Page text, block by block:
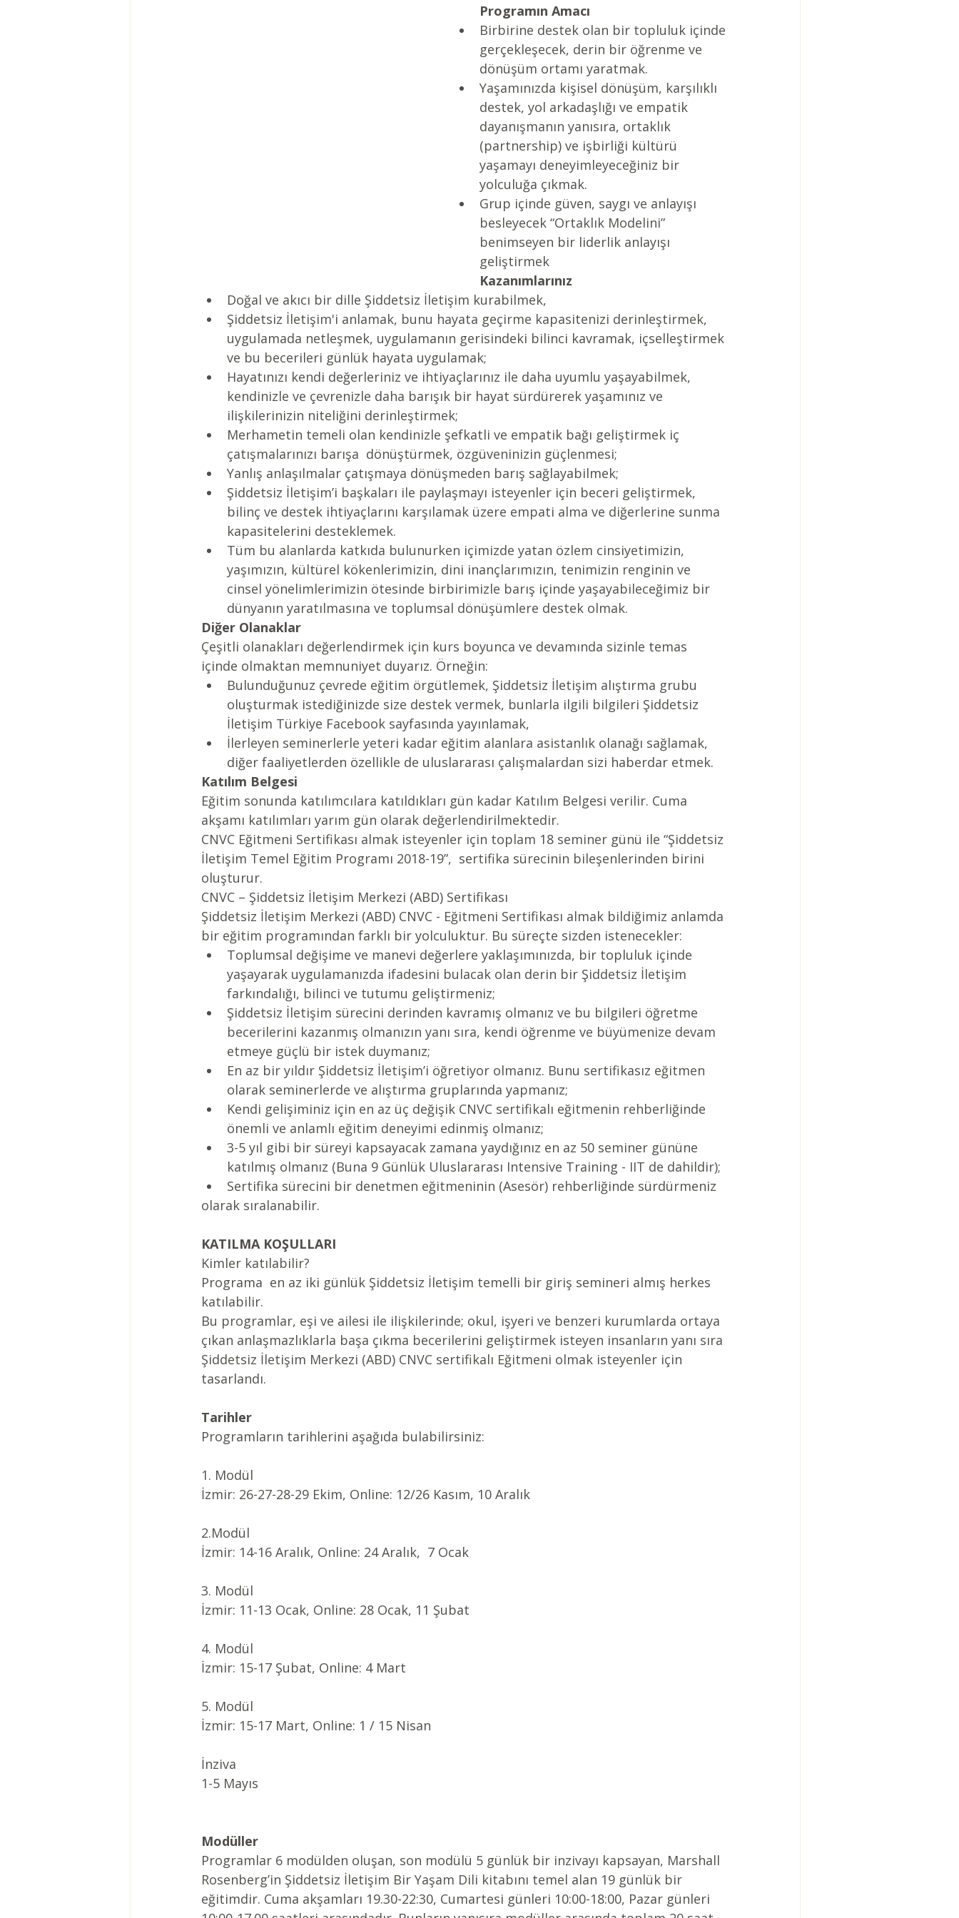
Programın Amacı
Birbirine destek olan bir topluluk içinde
gerçekleşecek, derin bir öğrenme ve
dönüşüm ortamı yaratmak.
Yaşamınızda kişisel dönüşüm, karşılıklı
destek, yol arkadaşlığı ve empatik
dayanışmanın yanısıra, ortaklık
(partnership) ve işbirliği kültürü
yaşamayı deneyimleyeceğiniz bir
yolculuğa çıkmak.
Grup içinde güven, saygı ve anlayışı
besleyecek “Ortaklık Modelini”
benimseyen bir liderlik anlayışı
geliştirmek
Kazanımlarınız
Doğal ve akıcı bir dille Şiddetsiz İletişim kurabilmek,
Şiddetsiz İletişim'i anlamak, bunu hayata geçirme kapasitenizi derinleştirmek,
uygulamada netleşmek, uygulamanın gerisindeki bilinci kavramak, içselleştirmek
ve bu becerileri günlük hayata uygulamak;
Hayatınızı kendi değerleriniz ve ihtiyaçlarınız ile daha uyumlu yaşayabilmek,
kendinizle ve çevrenizle daha barışık bir hayat sürdürerek yaşamınız ve
ilişkilerinizin niteliğini derinleştirmek;
Merhametin temeli olan kendinizle şefkatli ve empatik bağı geliştirmek iç
çatışmalarınızı barışa  dönüştürmek, özgüveninizin güçlenmesi;
Yanlış anlaşılmalar çatışmaya dönüşmeden barış sağlayabilmek;
Şiddetsiz İletişim’i başkaları ile paylaşmayı isteyenler için beceri geliştirmek,
bilinç ve destek ihtiyaçlarını karşılamak üzere empati alma ve diğerlerine sunma
kapasitelerini desteklemek.
Tüm bu alanlarda katkıda bulunurken içimizde yatan özlem cinsiyetimizin,
yaşımızın, kültürel kökenlerimizin, dini inançlarımızın, tenimizin renginin ve
cinsel yönelimlerimizin ötesinde birbirimizle barış içinde yaşayabileceğimiz bir
dünyanın yaratılmasına ve toplumsal dönüşümlere destek olmak.
Diğer Olanaklar
Çeşitli olanakları değerlendirmek için kurs boyunca ve devamında sizinle temas
içinde olmaktan memnuniyet duyarız. Örneğin:
Bulunduğunuz çevrede eğitim örgütlemek, Şiddetsiz İletişim alıştırma grubu
oluşturmak istediğinizde size destek vermek, bunlarla ilgili bilgileri Şiddetsiz
İletişim Türkiye Facebook sayfasında yayınlamak,
İlerleyen seminerlerle yeteri kadar eğitim alanlara asistanlık olanağı sağlamak,
diğer faaliyetlerden özellikle de uluslararası çalışmalardan sizi haberdar etmek.
Katılım Belgesi
Eğitim sonunda katılımcılara katıldıkları gün kadar Katılım Belgesi verilir. Cuma
akşamı katılımları yarım gün olarak değerlendirilmektedir.
CNVC Eğitmeni Sertifikası almak isteyenler için toplam 18 seminer günü ile “Şiddetsiz
İletişim Temel Eğitim Programı 2018-19”,  sertifika sürecinin bileşenlerinden birini
oluşturur.
CNVC – Şiddetsiz İletişim Merkezi (ABD) Sertifikası
Şiddetsiz İletişim Merkezi (ABD) CNVC - Eğitmeni Sertifikası almak bildiğimiz anlamda
bir eğitim programından farklı bir yolculuktur. Bu süreçte sizden istenecekler:
Toplumsal değişime ve manevi değerlere yaklaşımınızda, bir topluluk içinde
yaşayarak uygulamanızda ifadesini bulacak olan derin bir Şiddetsiz İletişim
farkındalığı, bilinci ve tutumu geliştirmeniz;
Şiddetsiz İletişim sürecini derinden kavramış olmanız ve bu bilgileri öğretme
becerilerini kazanmış olmanızın yanı sıra, kendi öğrenme ve büyümenize devam
etmeye güçlü bir istek duymanız;
En az bir yıldır Şiddetsiz İletişim’i öğretiyor olmanız. Bunu sertifikasız eğitmen
olarak seminerlerde ve alıştırma gruplarında yapmanız;
Kendi gelişiminiz için en az üç değişik CNVC sertifikalı eğitmenin rehberliğinde
önemli ve anlamlı eğitim deneyimi edinmiş olmanız;
3-5 yıl gibi bir süreyi kapsayacak zamana yaydığınız en az 50 seminer gününe
katılmış olmanız (Buna 9 Günlük Uluslararası Intensive Training - IIT de dahildir);
Sertifika sürecini bir denetmen eğitmeninin (Asesör) rehberliğinde sürdürmeniz
olarak sıralanabilir.
KATILMA KOŞULLARI
Kimler katılabilir?
Programa  en az iki günlük Şiddetsiz İletişim temelli bir giriş semineri almış herkes
katılabilir.
Bu programlar, eşi ve ailesi ile ilişkilerinde; okul, işyeri ve benzeri kurumlarda ortaya
çıkan anlaşmazlıklarla başa çıkma becerilerini geliştirmek isteyen insanların yanı sıra
Şiddetsiz İletişim Merkezi (ABD) CNVC sertifikalı Eğitmeni olmak isteyenler için
tasarlandı.
Tarihler
Programların tarihlerini aşağıda bulabilirsiniz:
1. Modül
İzmir: 26-27-28-29 Ekim, Online: 12/26 Kasım, 10 Aralık
2.Modül
İzmir: 14-16 Aralık, Online: 24 Aralık,  7 Ocak
3. Modül
İzmir: 11-13 Ocak, Online: 28 Ocak, 11 Şubat
4. Modül
İzmir: 15-17 Şubat, Online: 4 Mart
5. Modül
İzmir: 15-17 Mart, Online: 1 / 15 Nisan
İnziva
1-5 Mayıs
Modüller
Programlar 6 modülden oluşan, son modülü 5 günlük bir inzivayı kapsayan, Marshall
Rosenberg’in Şiddetsiz İletişim Bir Yaşam Dili kitabını temel alan 19 günlük bir
eğitimdir. Cuma akşamları 19.30-22:30, Cumartesi günleri 10:00-18:00, Pazar günleri